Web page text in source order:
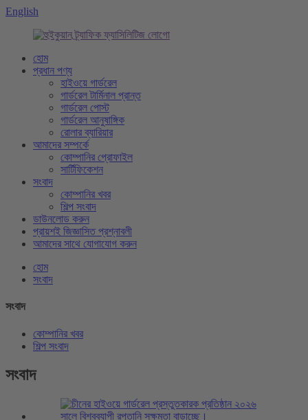
English
হোম
প্রধান পণ্য
হাইওয়ে গার্ডরেল
গার্ডরেল টার্মিনাল প্রান্ত
গার্ডরেল পোস্ট
গার্ডরেল আনুষাঙ্গিক
রোলার ব্যারিয়ার
আমাদের সম্পর্কে
কোম্পানির প্রোফাইল
সার্টিফিকেশন
সংবাদ
কোম্পানির খবর
শিল্প সংবাদ
ডাউনলোড করুন
প্রায়শই জিজ্ঞাসিত প্রশ্নাবলী
আমাদের সাথে যোগাযোগ করুন
হোম
সংবাদ
সংবাদ
কোম্পানির খবর
শিল্প সংবাদ
সংবাদ